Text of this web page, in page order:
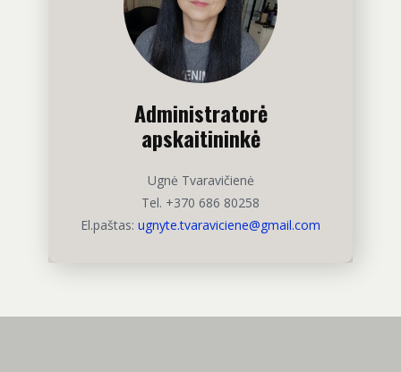
Administratorė
apskaitininkė
Ugnė Tvaravičienė
Tel. +370 686 80258
El.paštas: ugnyte.tvaraviciene@gmail.com